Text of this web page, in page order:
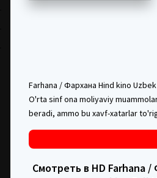
Farhana / Фархана Hind kino
O'rta sinf ona moliyaviy
beradi, ammo bu xavf-xatarlar
Смотреть в HD Farhana